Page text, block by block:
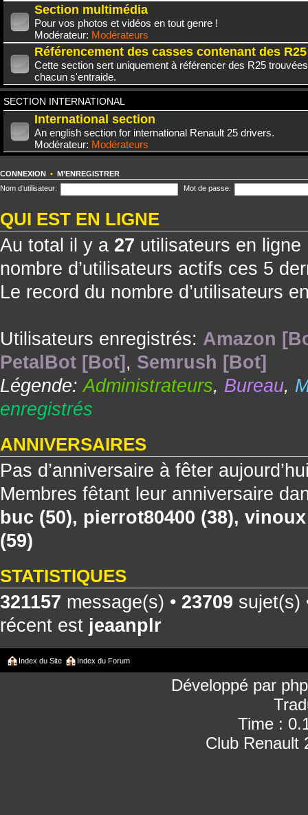
Section multimédia
Pour vos photos et vidéos en tout genre !
Modérateur: Modérateurs
Référencement des casses contenant des R25
Cette section sert uniquement à référencer des R25
chacun s'entraide.
SECTION INTERNATIONAL
International section
An english section for international Renault 25 drivers.
Modérateur: Modérateurs
CONNEXION • M’ENREGISTRER
Nom d’utilisateur:
Mot de passe:
QUI EST EN LIGNE
Au total il y a 27 utilisateurs en
nombre d’utilisateurs actifs ces 5
Le record du nombre d’utilisateurs
Utilisateurs enregistrés: Amazon
PetalBot [Bot] , Semrush [Bot]
Légende:Administrateurs, Bureau,
enregistrés
ANNIVERSAIRES
Pas d’anniversaire à fêter
Membres fêtant leur anniversaire
buc (50), pierrot80400 (38), vinoux
(59)
STATISTIQUES
321157 message(s) • 23709 sujet(s)
récent est jeaanplr
Index du Site Index du Forum
Développé par
Time :
Club Renault